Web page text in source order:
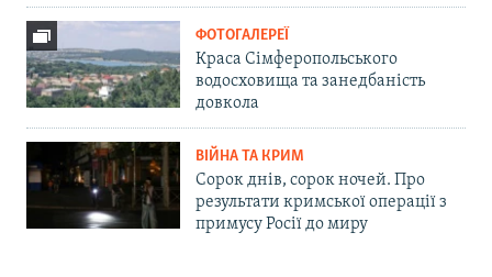
ФОТОГАЛЕРЕЇ
Краса Сімферопольського
водосховища та занедбаність
довкола
ВІЙНА ТА КРИМ
Сорок днів, сорок ночей. Про
результати кримської операції з
примусу Росії до миру